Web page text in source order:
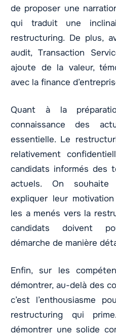
de proposer une
qui traduit une
restructuring. De plus,
audit, Transaction
ajoute de la valeur,
avec la finance
Quant à la
connaissance des
essentielle. Le
relativement
candidats informés des
actuels. On souhaite
expliquer leur
les a menés vers la
candidats doivent
démarche de manière
Enfin, sur les
démontrer, au-delà des
c’est l’enthousiasme
restructuring qui
démontrer une solide